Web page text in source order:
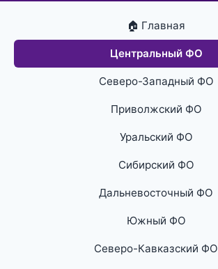
🏠 Главная
Центральный ФО
Северо-Западный ФО
Приволжский ФО
Уральский ФО
Сибирский ФО
Дальневосточный ФО
Южный ФО
Северо-Кавказский ФО